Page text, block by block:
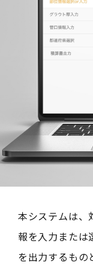
本システムは、
報を入力または
を出力するもの